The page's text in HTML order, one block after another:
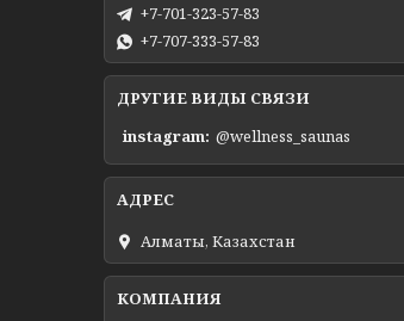
+7-701-323-57-83
+7-707-333-57-83
ДРУГИЕ ВИДЫ СВЯЗИ
instagram @wellness_saunas
Алматы, Казахстан